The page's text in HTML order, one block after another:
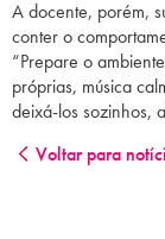
A docente, porém,
conter o
“Prepare o
próprias, música
deixá-los sozinhos,
Voltar para